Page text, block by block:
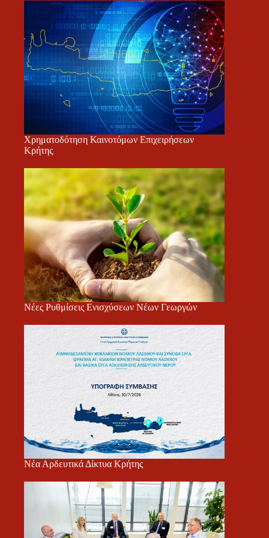
Χρηματοδότηση Καινοτόμων Επιχειρήσεων
Κρήτης
Νέες Ρυθμίσεις Ενισχύσεων Νέων Γεωργών
Νέα Αρδευτικά Δίκτυα Κρήτης